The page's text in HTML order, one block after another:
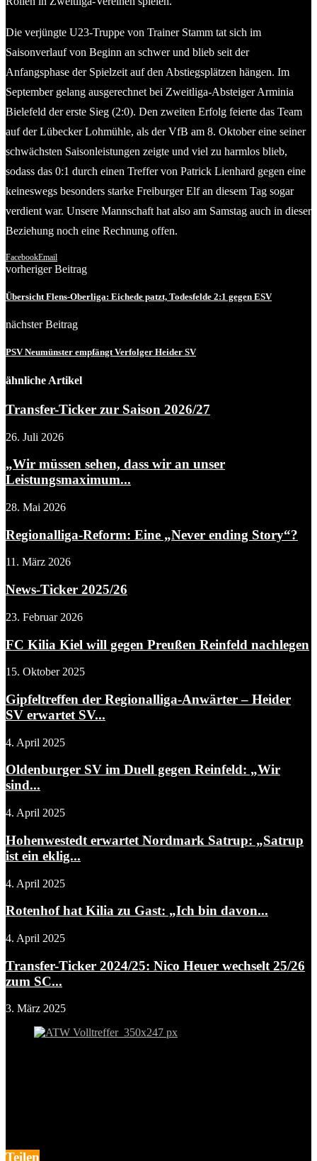
Die verjüngte U23-Truppe von Trainer Stamm tat sich im
Saisonverlauf von Beginn an schwer und blieb seit der
Anfangsphase der Spielzeit auf den Abstiegsplätzen hängen. Im
September gelang ausgerechnet bei Zweitliga-Absteiger Arminia
Bielefeld der erste Sieg (2:0). Den zweiten Erfolg feierte das Team
auf der Lübecker Lohmühle, als der VfB am 8. Oktober eine seiner
schwächsten Saisonleistungen zeigte und viel zu harmlos blieb,
sodass das 0:1 durch einen Treffer von Patrick Lienhard gegen eine
keineswegs besonders starke Freiburger Elf an diesem Tag sogar
verdient war. Unsere Mannschaft hat also am Samstag auch in dieser
Beziehung noch eine Rechnung offen.
FacebookEmail
vorheriger Beitrag
Übersicht Flens-Oberliga: Eichede patzt, Todesfelde 2:1 gegen ESV
nächster Beitrag
PSV Neumünster empfängt Verfolger Heider SV
ähnliche Artikel
Transfer-Ticker zur Saison 2026/27
26. Juli 2026
„Wir müssen sehen, dass wir an unser
Leistungsmaximum...
28. Mai 2026
Regionalliga-Reform: Eine „Never ending Story“?
11. März 2026
News-Ticker 2025/26
23. Februar 2026
FC Kilia Kiel will gegen Preußen Reinfeld nachlegen
15. Oktober 2025
Gipfeltreffen der Regionalliga-Anwärter – Heider
SV erwartet SV...
4. April 2025
Oldenburger SV im Duell gegen Reinfeld: „Wir
sind...
4. April 2025
Hohenwestedt erwartet Nordmark Satrup: „Satrup
ist ein eklig...
4. April 2025
Rotenhof hat Kilia zu Gast: „Ich bin davon...
4. April 2025
Transfer-Ticker 2024/25: Nico Heuer wechselt 25/26
zum SC...
3. März 2025
Teilen